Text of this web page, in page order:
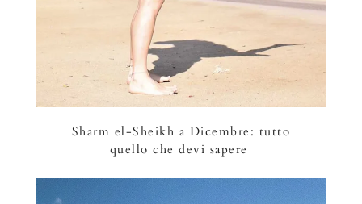
Sharm el-Sheikh a Dicembre: tutto
quello che devi sapere